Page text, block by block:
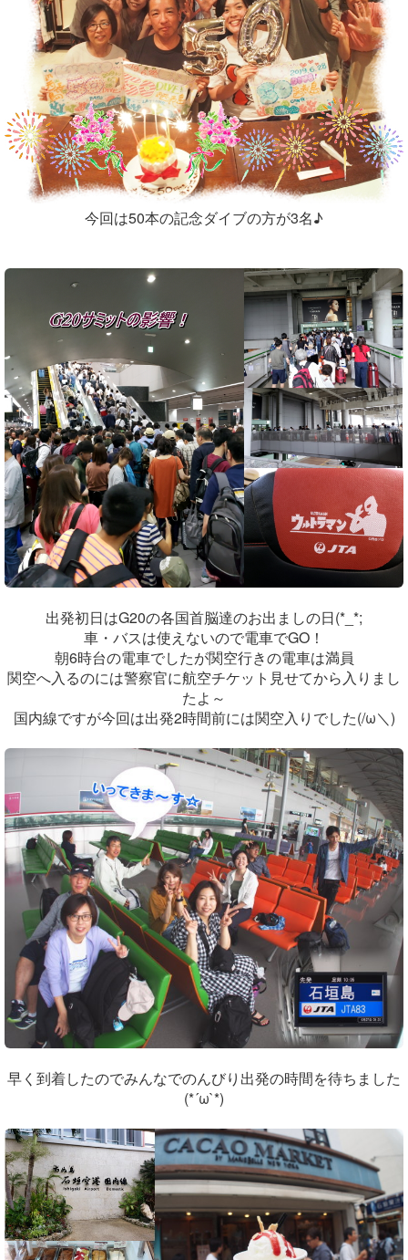
今回は50本の記念ダイブの方が3名♪
出発初日はG20の各国首脳達のお出ましの日(*_*;
車・バスは使えないので電車でGO！
朝6時台の電車でしたが関空行きの電車は満員
関空へ入るのには警察官に航空チケット見せてから入りまし
たよ～
国内線ですが今回は出発2時間前には関空入りでした(/ω＼)
早く到着したのでみんなでのんびり出発の時間を待ちました
(*´ω`*)